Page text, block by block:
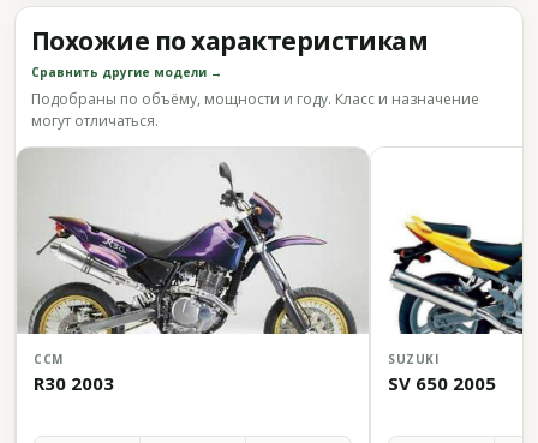
Похожие по характеристикам
Сравнить другие модели →
Подобраны по объёму, мощности и году. Класс и назначение
могут отличаться.
CCM
R30 2003
SUZUKI
SV 650 2005